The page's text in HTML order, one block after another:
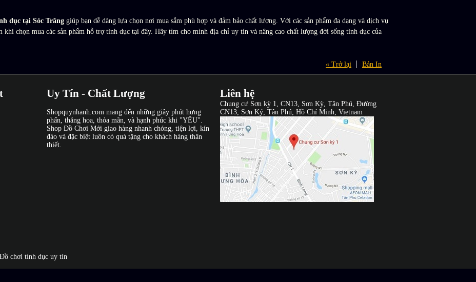
dục tại Sóc Trăng giúp bạn dễ dàng lựa chọn nơi mua sắm phù hợp và đảm bảo chất lượng. Với các sản phẩm đa dạng và dịch vụ
khi chọn mua các sản phẩm hỗ trợ tình dục tại đây. Hãy tìm cho mình địa chỉ uy tín và nâng cao chất lượng đời sống tình dục của
Bản In
« Trở lại
Uy Tín - Chất Lượng
Shopquynhanh.com mang đến những giây phút hưng
phấn, thăng hoa, thỏa mãn, và hạnh phúc khi "YÊU".
Shop Đồ Chơi Mới giao hàng nhanh chóng, tiện lợi, kín
đáo và đặc biệt luôn có quà tặng cho khách hàng thân
thiết.
Liên hệ
Chung cư Sơn kỳ 1, CN13, Sơn Kỳ, Tân Phú, Đường
CN13, Sơn Ký, Tân Phú, Hồ Chí Minh, Vietnam
chơi tình dục uy tín